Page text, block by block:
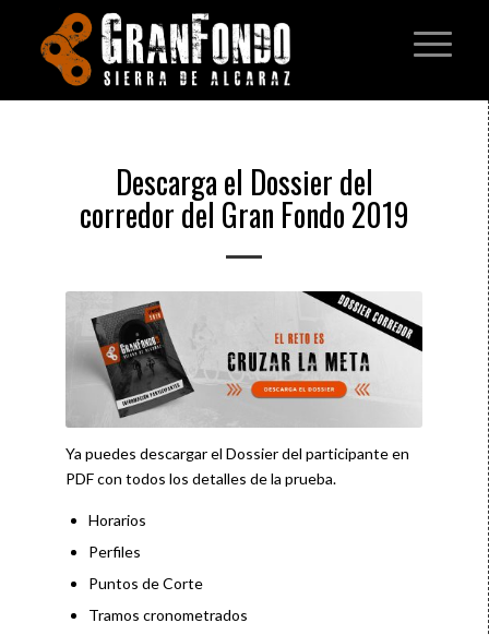
Descarga el Dossier del
corredor del Gran Fondo 2019
Ya puedes descargar el Dossier del participante en
PDF con todos los detalles de la prueba.
Horarios
Perfiles
Puntos de Corte
Tramos cronometrados